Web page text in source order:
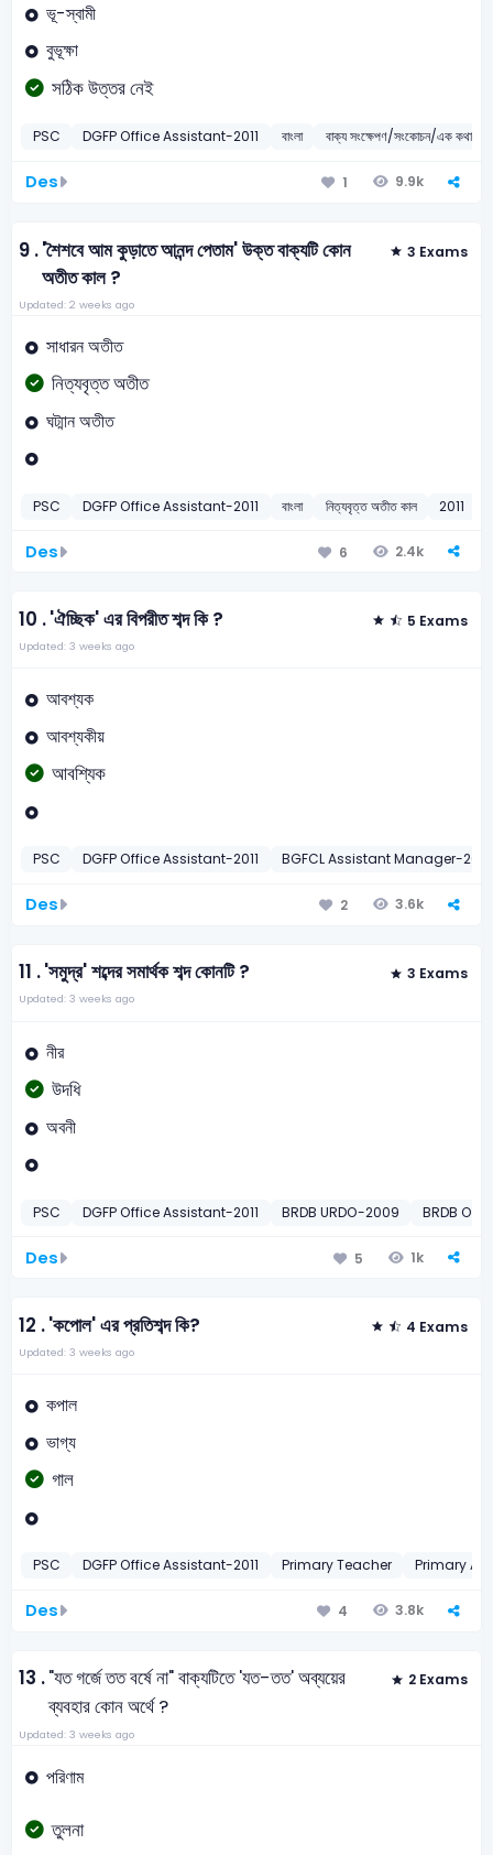
ভূ-স্বামী
বুভূক্ষা
সঠিক উত্তর নেই
PSC DGFP Office Assistant-2011 বাংলা বাক্য সংক্ষেপণ/সংকোচন/এক কথায়
Des 1 9.9k
9 .'শৈশবে আম কুড়াতে আনন্দ পেতাম' উক্ত বাক্যটি কোন
অতীত কাল ?
3 Exams
Updated: 2 weeks ago
সাধারন অতীত
নিত্যবৃত্ত অতীত
ঘট্মান অতীত
PSC DGFP Office Assistant-2011 বাংলা নিত্যবৃত্ত অতীত কাল 2011
Des 6 2.4k
10 .'ঐচ্ছিক' এর বিপরীত শব্দ কি ? 5 Exams
Updated: 3 weeks ago
আবশ্যক
আবশ্যকীয়
আবশ্যিক
PSC DGFP Office Assistant-2011 BGFCL Assistant Manager-2011
Des 2 3.6k
11 .'সমুদ্র' শব্দের সমার্থক শব্দ কোনটি ? 3 Exams
Updated: 3 weeks ago
নীর
উদধি
অবনী
PSC DGFP Office Assistant-2011 BRDB URDO-2009 BRDB
Des 5 1k
12 .'কপোল' এর প্রতিশব্দ কি? 4 Exams
Updated: 3 weeks ago
কপাল
ভাগ্য
গাল
PSC DGFP Office Assistant-2011 Primary Teacher Primary
Des 4 3.8k
13 ."যত গর্জে তত বর্ষে না" বাক্যটিতে 'যত-তত' অব্যয়ের
ব্যবহার কোন অর্থে ?
2 Exams
Updated: 3 weeks ago
পরিণাম
তুলনা